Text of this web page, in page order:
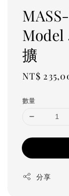
Model
擴
Regular
NT$
數量
分享